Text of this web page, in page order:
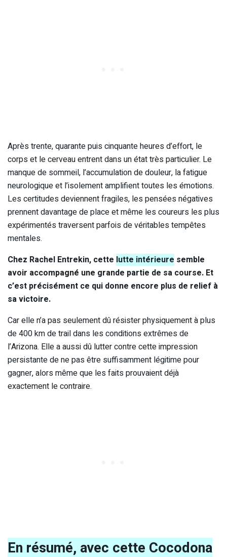
Après trente, quarante puis cinquante heures d’effort, le
corps et le cerveau entrent dans un état très particulier. Le
manque de sommeil, l’accumulation de douleur, la fatigue
neurologique et l’isolement amplifient toutes les émotions.
Les certitudes deviennent fragiles, les pensées négatives
prennent davantage de place et même les coureurs les plus
expérimentés traversent parfois de véritables tempêtes
mentales.
Chez Rachel Entrekin, cette lutte intérieure semble
avoir accompagné une grande partie de sa course. Et
c’est précisément ce qui donne encore plus de relief à
sa victoire.
Car elle n’a pas seulement dû résister physiquement à plus
de 400 km de trail dans les conditions extrêmes de
l’Arizona. Elle a aussi dû lutter contre cette impression
persistante de ne pas être suffisamment légitime pour
gagner, alors même que les faits prouvaient déjà
exactement le contraire.
En résumé, avec cette Cocodona